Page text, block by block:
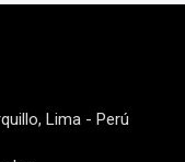
Lima - Perú